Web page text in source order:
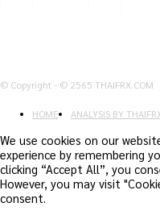
© Copyright - © 2565 THAIFRX.COM
HOME ANALYSIS BY
We use cookies on our
experience by remembering
clicking “Accept All”, you
However, you may visit
consent.